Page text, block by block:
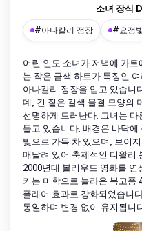
소녀 장식
#아나칼리 정장 #요정
어린 인도 소녀가 저녁에 가
는 작은 금색 하트가 특징인
아나칼리 정장을 입고 있습니
데, 긴 짙은 갈색 물결 모양의
선명하게 드러난다. 그녀는
들고 있습니다. 배경은 바닥
빛으로 가득 차 있으며, 보이
매달려 있어 축제적인 디왈리
2000년대 볼리우드 영화를
키는 미학으로 놀라운 복고풍
플레어 효과로 강화되었습니
동일하며 변경 없이 유지됩니